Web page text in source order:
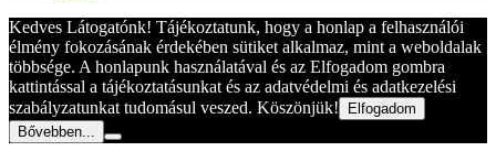
Kedves Látogatónk! Tájékoztatunk, hogy a honlap a felhasználói
élmény fokozásának érdekében sütiket alkalmaz, mint a weboldalak
többsége. A honlapunk használatával és az Elfogadom gombra
kattintással a tájékoztatásunkat és az adatvédelmi és adatkezelési
szabályzatunkat tudomásul veszed. Köszönjük!
Elfogadom
Bővebben...